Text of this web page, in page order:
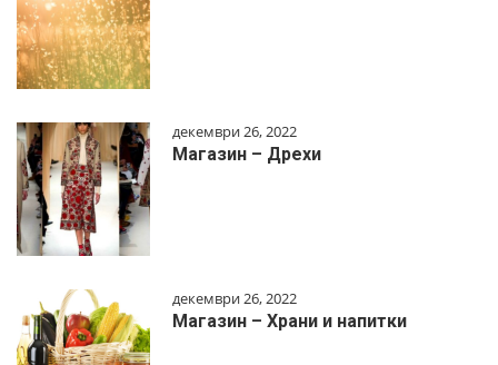
декември 26, 2022
Магазин – Дрехи
декември 26, 2022
Магазин – Храни и напитки